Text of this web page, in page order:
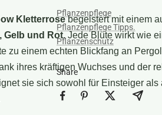
Pflanzenpflege
Pflanzenpflege Tipps.
Pflanzenschutz
Share
Kletterrosebegeistert mit einem
Gelb und Rot. Jede Blüte wirkt wie
zu einem echten Blickfang an
ihres kräftigen Wuchses und der
sie sich sowohl für Einsteiger als